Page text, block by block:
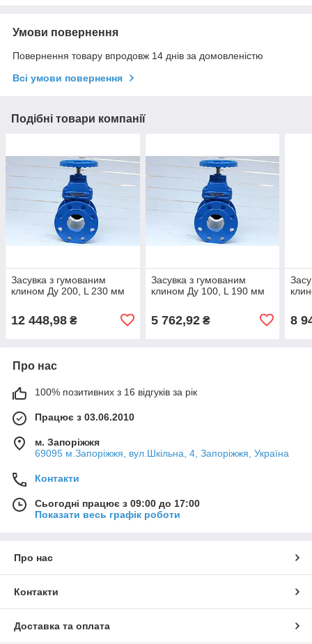
Умови повернення
Повернення товару впродовж 14 днів за домовленістю
Всі умови повернення
Подібні товари компанії
Засувка з гумованим
клином Ду 200, L 230 мм
12 448,98 ₴
Засувка з гумованим
клином Ду 100, L 190 мм
5 762,92₴ 8
Про нас
100% позитивних з 16 відгуків за рік
Працює з 03.06.2010
м. Запоріжжя
69095 м.Запоріжжя, вул.Шкільна, 4, Запоріжжя, Україна
Контакти
Сьогодні працює з 09:00 до 17:00
Показати весь графік роботи
Про нас
Контакти
Доставка та оплата